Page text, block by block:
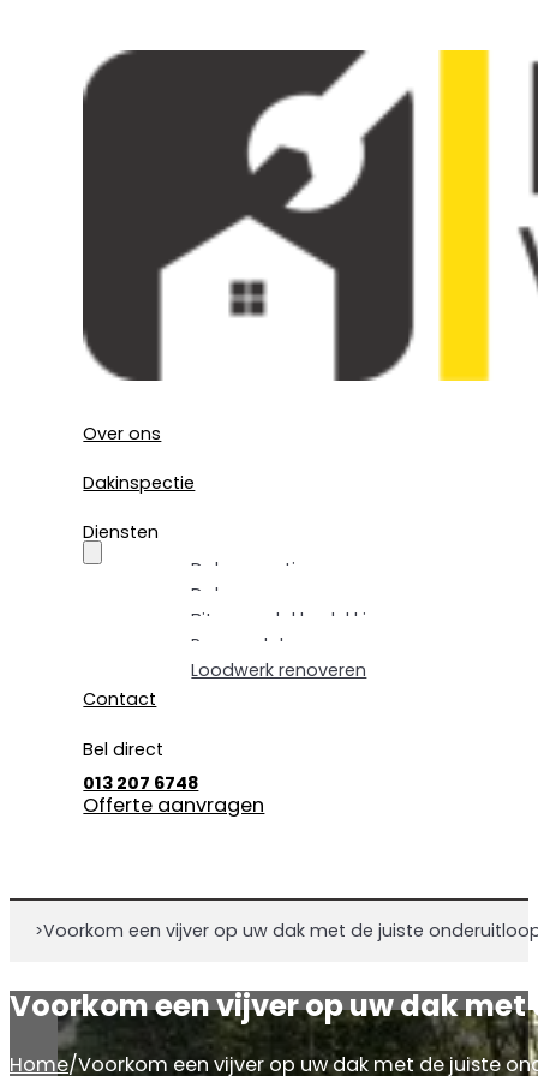
Over ons
Dakinspectie
Diensten
Dakrenovatie
Dakpannen vervangen
Bitumen dakbedekking
Pannendak renoveren
Loodwerk renoveren
Contact
Bel direct
013 207 6748
Offerte aanvragen
>Voorkom een vijver op uw dak met de juiste
Voorkom een vijver op uw dak
Home/Voorkom een vijver op uw dak met de juiste